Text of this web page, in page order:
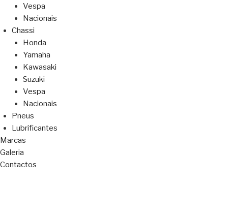
Vespa
Nacionais
Chassi
Honda
Yamaha
Kawasaki
Suzuki
Vespa
Nacionais
Pneus
Lubrificantes
Marcas
Galeria
Contactos